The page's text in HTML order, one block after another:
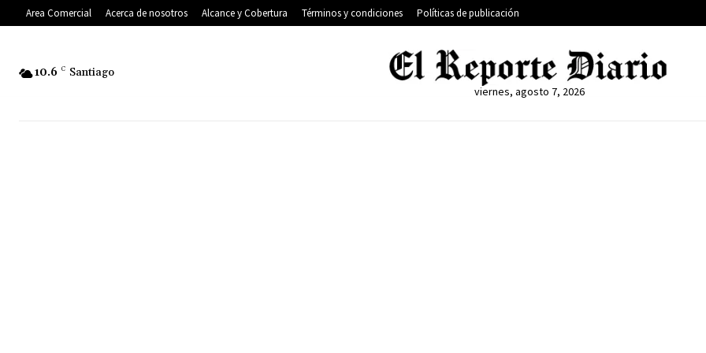
Area Comercial Acerca de nosotros Alcance y Cobertura Términos y condiciones Políticas de publicación
10.6 C Santiago
viernes, agosto 7, 2026